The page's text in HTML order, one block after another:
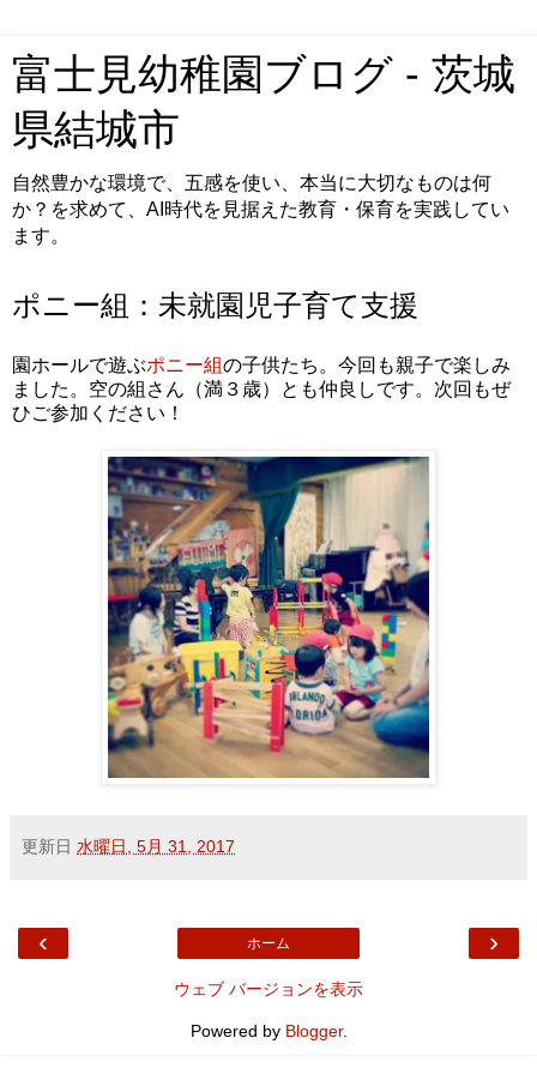
富士見幼稚園ブログ - 茨城
県結城市
自然豊かな環境で、五感を使い、本当に大切なものは何
か？を求めて、AI時代を見据えた教育・保育を実践してい
ます。
ポニー組：未就園児子育て支援
園ホールで遊ぶポニー組の子供たち。今回も親子で楽しみ
ました。空の組さん（満３歳）とも仲良しです。次回もぜ
ひご参加ください！
更新日 水曜日, 5月 31, 2017
‹ ›
ホーム
ウェブ バージョンを表示
Powered by Blogger.